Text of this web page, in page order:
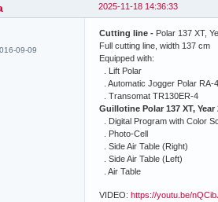
2025-11-18 14:36:33
09-09
Cutting line - Polar 137 XT,
Full cutting line, width 137 cm
Equipped with:
. Lift Polar
. Automatic Jogger Polar RA-
. Transomat TR130ER-4
Guillotine Polar 137 XT,
. Digital Program with Color
. Photo-Cell
. Side Air Table (Right)
. Side Air Table (Left)
. Air Table
VIDEO: https://youtu.be/